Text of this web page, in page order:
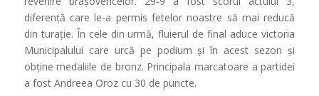
diferență care le-a permis fetelor noastre să mai reducă
din turație. În cele din urmă, fluierul de final aduce victoria
Municipalului care urcă pe podium și în acest sezon și
obține medaliile de bronz. Principala marcatoare a partidei
a fost Andreea Oroz cu 30 de puncte.